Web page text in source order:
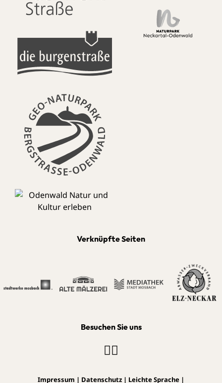
Verknüpfte Seiten
Besuchen Sie uns
Impressum | Datenschutz | Leichte Sprache |